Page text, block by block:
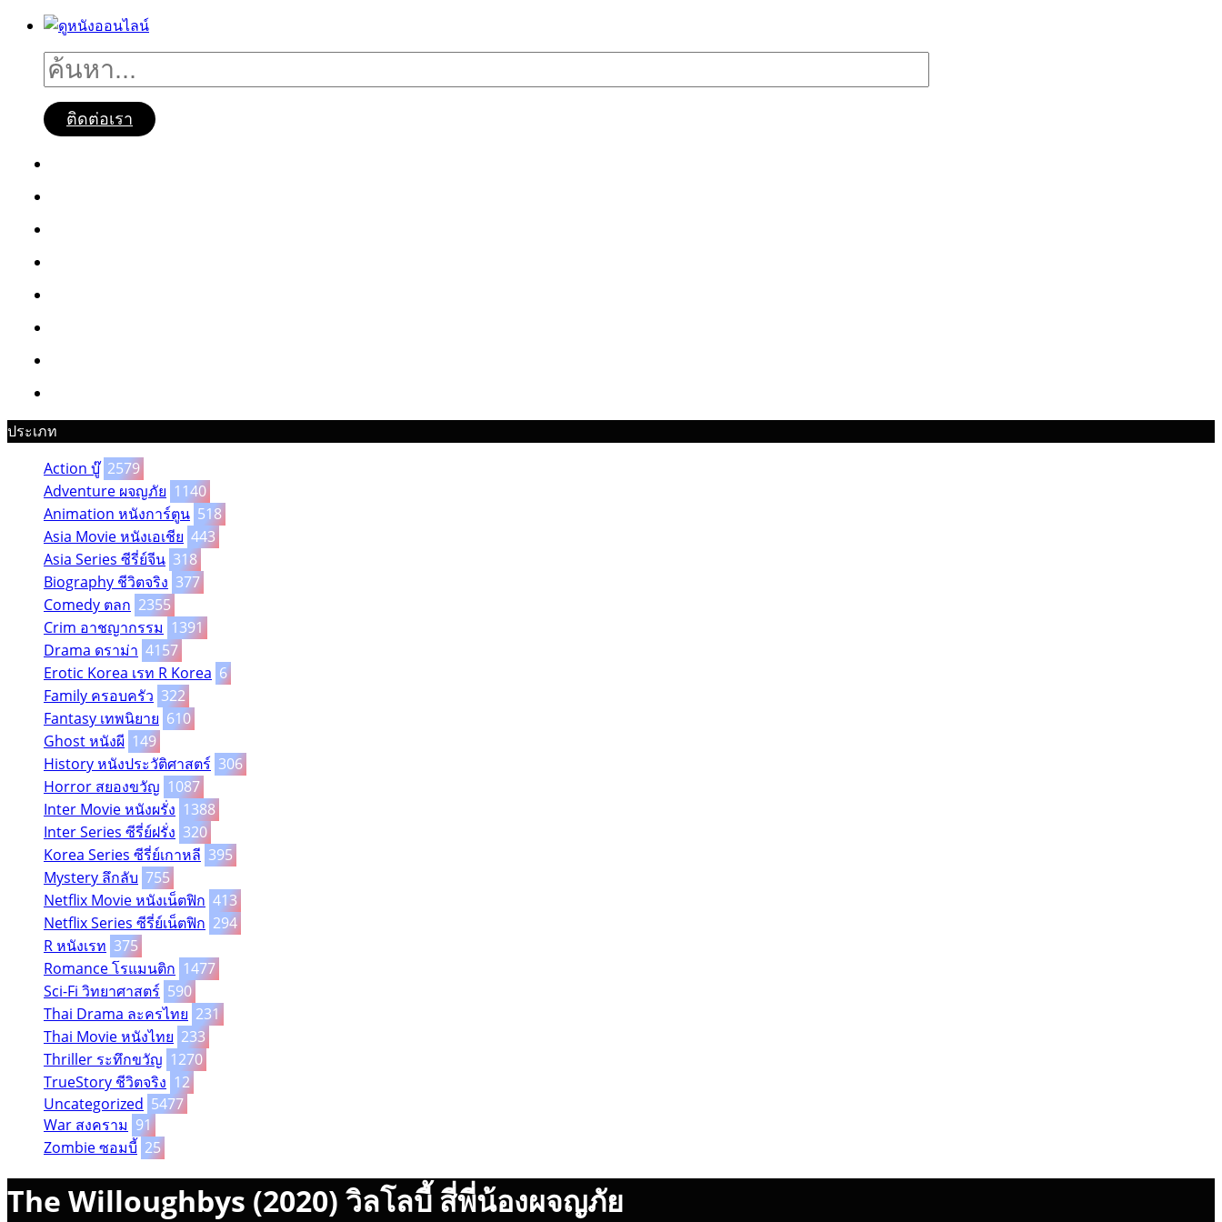
ติดต่อเรา
ประเภท
Action บู๊ 2579
Adventure ผจญภัย 1140
Animation หนังการ์ตูน 518
Asia Movie หนังเอเชีย 443
Asia Series ซีรี่ย์จีน 318
Biography ชีวิตจริง 377
Comedy ตลก 2355
Crim อาชญากรรม 1391
Drama ดราม่า 4157
Erotic Korea เรท R Korea 6
Family ครอบครัว 322
Fantasy เทพนิยาย 610
Ghost หนังผี 149
History หนังประวัติศาสตร์ 306
Horror สยองขวัญ 1087
Inter Movie หนังผรั่ง 1388
Inter Series ซีรี่ย์ฝรั่ง 320
Korea Series ซีรี่ย์เกาหลี 395
Mystery ลึกลับ 755
Netflix Movie หนังเน็ตฟิก 413
Netflix Series ซีรี่ย์เน็ตฟิก 294
R หนังเรท 375
Romance โรแมนติก 1477
Sci-Fi วิทยาศาสตร์ 590
Thai Drama ละครไทย 231
Thai Movie หนังไทย 233
Thriller ระทึกขวัญ 1270
TrueStory ชีวิตจริง 12
Uncategorized 5477
War สงคราม 91
Zombie ซอมบี้ 25
The Willoughbys (2020) วิลโลบี้ สี่พี่น้องผจญภัย